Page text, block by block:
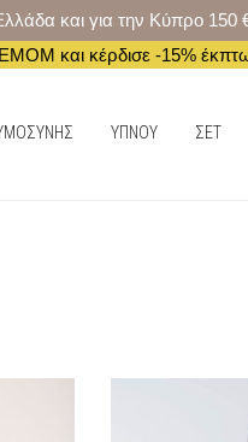
και για την Κύπρο 150
και κέρδισε -15%
ΥΠΝΟΥ ΣΕΤ